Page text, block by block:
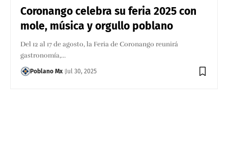
Coronango celebra su feria 2025 con
mole, música y orgullo poblano
Del 12 al 17 de agosto, la Feria de Coronango reunirá
gastronomía,…
Poblano Mx Jul 30, 2025